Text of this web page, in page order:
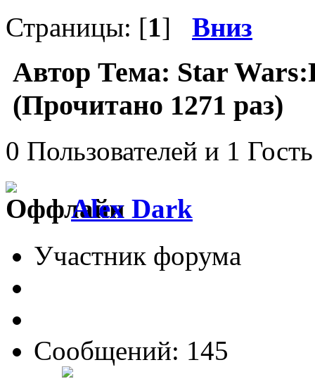
Страницы: [1] Вниз
Автор Тема: Star
(Прочитано 1271 раз)
0 Пользователей и 1
Alex Dark
Участник форума
Сообщений: 145